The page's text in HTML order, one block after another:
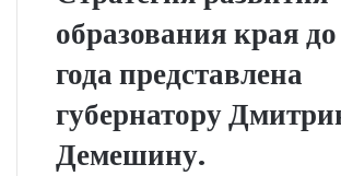
образования края
года представлена
губернатору
Демешину.